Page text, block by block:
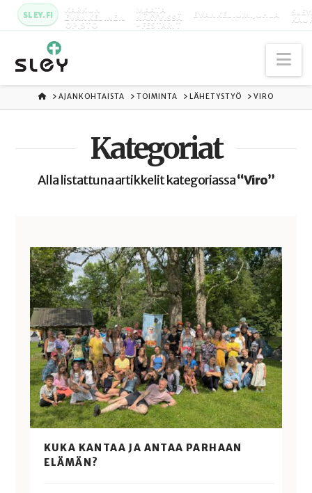
SLEY.FI KARKUN
EVANKELINEN
OPISTO
MAATA
NÄKYVISSÄ
-FESTARIT
EVANKELIUMIJUHLA
ETUSIVU
AJANKOHTAISTA TOIMINTA LÄHETYSTYÖ VIRO
Kategoriat
Alla listattuna artikkelit kategoriassa“Viro”
KUKA KANTAA JA ANTAA PARHAAN
ELÄMÄN?